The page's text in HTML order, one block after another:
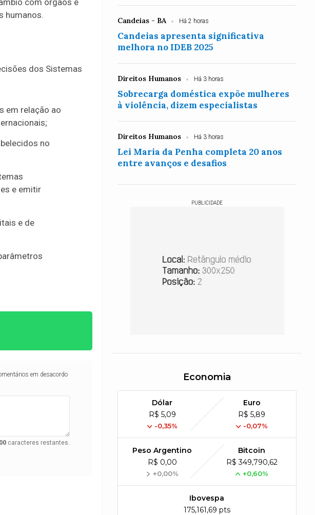
humanos.
dos Sistemas
em relação ao
no
e emitir
e de
em desacordo
caracteres restantes.
Candeias - BA Há 2 horas
Candeias apresenta significativa
melhora no IDEB 2025
Direitos Humanos Há 3 horas
Sobrecarga doméstica expõe mulheres
à violência, dizem especialistas
Direitos Humanos Há 3 horas
Lei Maria da Penha completa 20 anos
entre avanços e desafios
PUBLICIDADE
Economia
Dólar
R$ 5,09
-0,35%
Euro
R$ 5,89
-0,07%
Peso Argentino
R$ 0,00
+0,00%
Bitcoin
R$ 349,790,62
+0,60%
Ibovespa
175,161,69 pts